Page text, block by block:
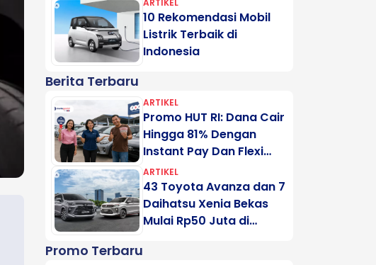
ARTIKEL
10 Rekomendasi Mobil
Listrik Terbaik di
Indonesia
Berita Terbaru
ARTIKEL
Promo HUT RI: Dana Cair
Hingga 81% Dengan
Instant Pay Dan Flexi
Pay Motogadai
ARTIKEL
43 Toyota Avanza dan 7
Daihatsu Xenia Bekas
Mulai Rp50 Juta di
Promo Terbaru